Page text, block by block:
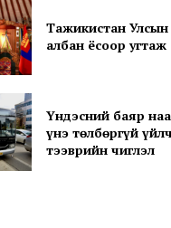
SUBSCRIBE NOW
Тажикистан Улсын
албан ёсоор угтаж
Үндэсний баяр
үнэ төлбөргүй
тээврийн чиглэл